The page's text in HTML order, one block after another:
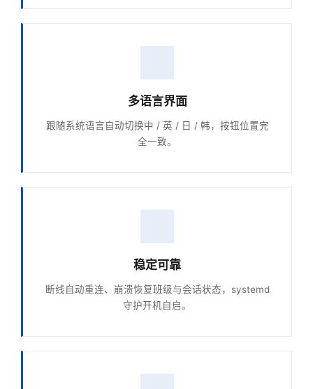
多语言界面
跟随系统语言自动切换中 / 英 / 日 / 韩，按钮位置完
全一致。
稳定可靠
断线自动重连、崩溃恢复班级与会话状态，systemd
守护开机自启。